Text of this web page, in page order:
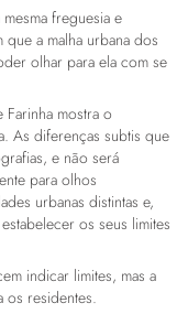
freguesia e
a malha urbana dos
olhar para ela com se
mostra o
As diferenças subtis que
e não será
para olhos
urbanas distintas e,
os seus limites
indicar limites, mas a
os residentes.